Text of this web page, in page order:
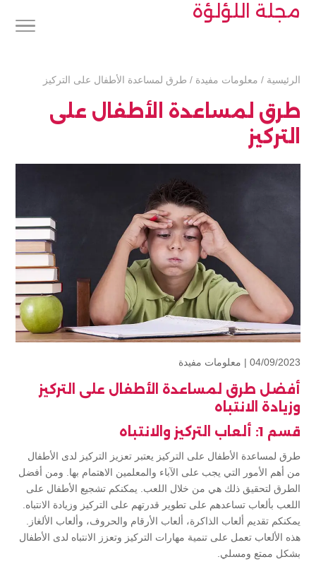
مجلة اللؤلؤة
الرئيسية / معلومات مفيدة / طرق لمساعدة الأطفال على التركيز
طرق لمساعدة الأطفال على
التركيز
04/09/2023 | معلومات مفيدة
أفضل طرق لمساعدة الأطفال على التركيز
وزيادة الانتباه
قسم 1: ألعاب التركيز والانتباه
طرق لمساعدة الأطفال على التركيز يعتبر تعزيز التركيز لدى الأطفال
من أهم الأمور التي يجب على الآباء والمعلمين الاهتمام بها. ومن أفضل
الطرق لتحقيق ذلك هي من خلال اللعب. يمكنكم تشجيع الأطفال على
اللعب بألعاب تساعدهم على تطوير قدرتهم على التركيز وزيادة الانتباه.
يمكنكم تقديم ألعاب الذاكرة، ألعاب الأرقام والحروف، وألعاب الألغاز.
هذه الألعاب تعمل على تنمية مهارات التركيز وتعزز الانتباه لدى الأطفال
بشكل ممتع ومسلي.